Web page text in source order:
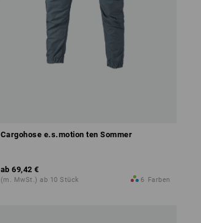
Cargohose e.s.motion ten Sommer
ab 69,42 €
(m. MwSt.) ab 10 Stück 6 Farben